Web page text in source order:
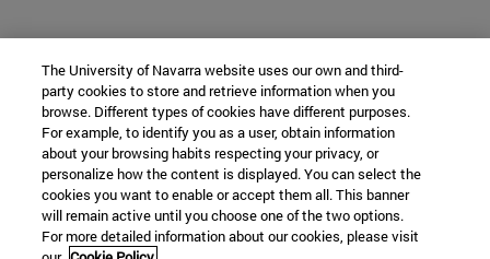
The University of Navarra website uses our own and third-
party cookies to store and retrieve information when you
browse. Different types of cookies have different purposes.
For example, to identify you as a user, obtain information
about your browsing habits respecting your privacy, or
personalize how the content is displayed. You can select the
cookies you want to enable or accept them all. This banner
will remain active until you choose one of the two options.
For more detailed information about our cookies, please visit